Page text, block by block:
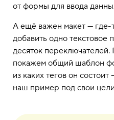
от формы для ввода
А ещё важен макет — где-
добавить одно текстовое
десяток переключателей.
покажем общий шаблон
из каких тегов он
наш пример под свои